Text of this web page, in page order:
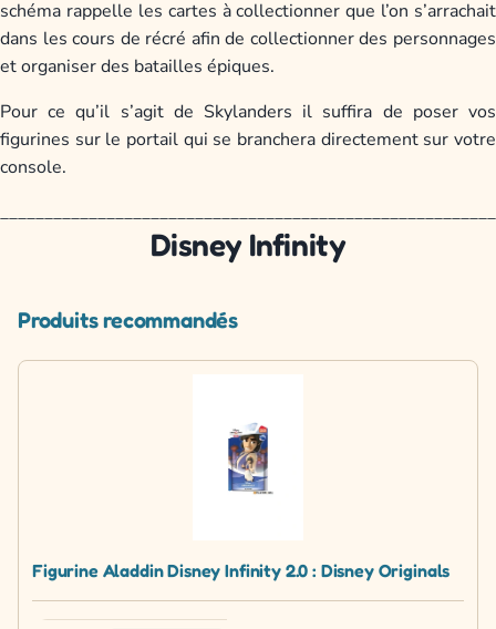
schéma rappelle les cartes à collectionner que l’on s’arrachait
dans les cours de récré afin de collectionner des personnages
et organiser des batailles épiques.
Pour ce qu’il s’agit de Skylanders il suffira de poser vos
figurines sur le portail qui se branchera directement sur votre
console.
Disney Infinity
Produits recommandés
Figurine Aladdin Disney Infinity 2.0 : Disney Originals